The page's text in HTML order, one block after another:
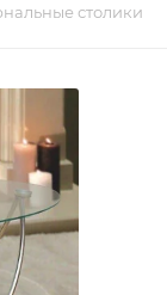
столики